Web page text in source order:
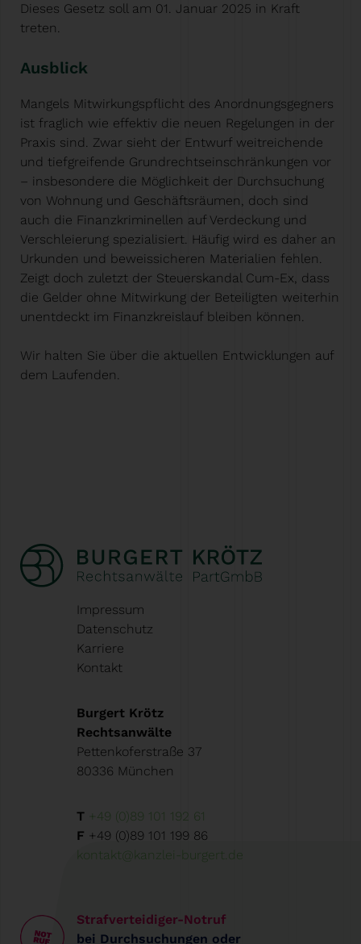
Dieses Gesetz soll am 01. Januar 2025 in Kraft
treten.
Ausblick
Mangels Mitwirkungspflicht des Anordnungsgegners
ist fraglich wie effektiv die neuen Regelungen in der
Praxis sind. Zwar sieht der Entwurf weitreichende
und tiefgreifende Grundrechtseinschränkungen vor
– insbesondere die Möglichkeit der Durchsuchung
von Wohnung und Geschäftsräumen, doch sind
auch die Finanzkriminellen auf Verdeckung und
Verschleierung spezialisiert. Häufig wird es daher an
Urkunden und beweissicheren Materialien fehlen.
Zeigt doch zuletzt der Steuerskandal Cum-Ex, dass
die Gelder ohne Mitwirkung der Beteiligten weiterhin
unentdeckt im Finanzkreislauf bleiben können.
Wir halten Sie über die aktuellen Entwicklungen auf
dem Laufenden.
Impressum
Datenschutz
Karriere
Kontakt
Burgert Krötz
Rechtsanwälte
Pettenkoferstraße 37
80336 München
T +49 (0)89 101 192 61
F +49 (0)89 101 199 86
kontakt@kanzlei-burgert.de
Strafverteidiger-Notruf
bei Durchsuchungen oder